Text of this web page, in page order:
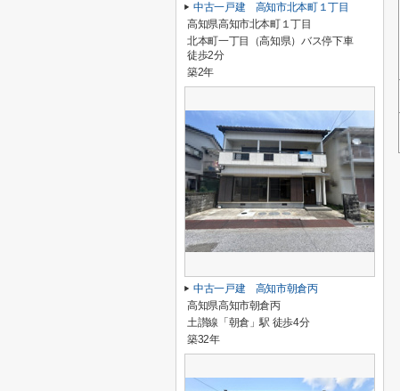
中古一戸建 高知市北本町１丁目
高知県高知市北本町１丁目
北本町一丁目（高知県）バス停下車
徒歩2分
築2年
中古一戸建 高知市朝倉丙
高知県高知市朝倉丙
土讃線「朝倉」駅 徒歩4分
築32年